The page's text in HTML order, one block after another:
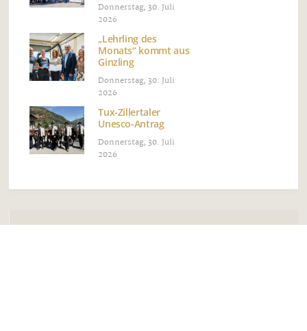
Donnerstag, 30. Juli
2026
„Lehrling des
Monats“ kommt aus
Ginzling
Donnerstag, 30. Juli
2026
Tux-Zillertaler
Unesco-Antrag
Donnerstag, 30. Juli
2026